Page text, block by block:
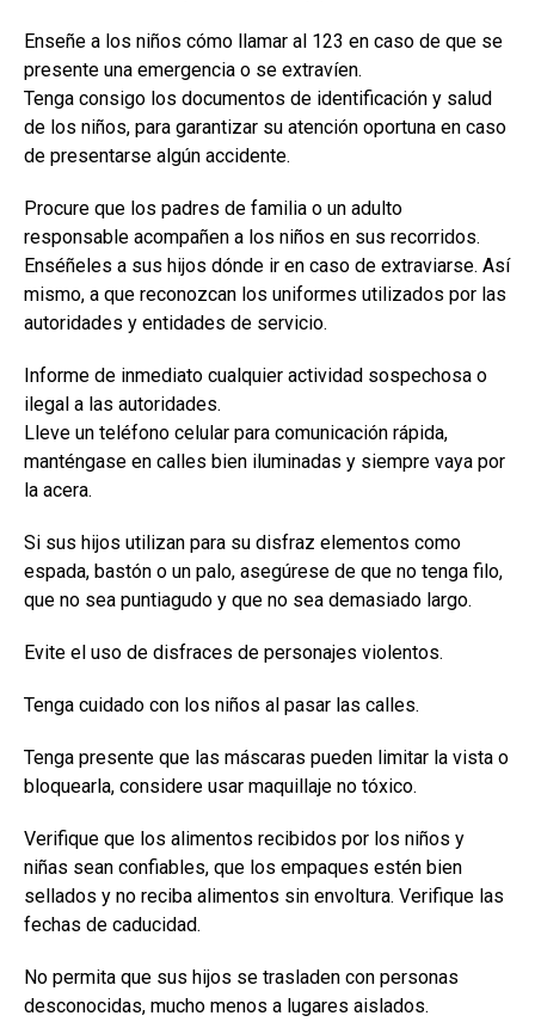
Enseñe a los niños cómo llamar al 123 en caso de que se
presente una emergencia o se extravíen.
Tenga consigo los documentos de identificación y salud
de los niños, para garantizar su atención oportuna en caso
de presentarse algún accidente.
Procure que los padres de familia o un adulto
responsable acompañen a los niños en sus recorridos.
Enséñeles a sus hijos dónde ir en caso de extraviarse. Así
mismo, a que reconozcan los uniformes utilizados por las
autoridades y entidades de servicio.
Informe de inmediato cualquier actividad sospechosa o
ilegal a las autoridades.
Lleve un teléfono celular para comunicación rápida,
manténgase en calles bien iluminadas y siempre vaya por
la acera.
Si sus hijos utilizan para su disfraz elementos como
espada, bastón o un palo, asegúrese de que no tenga filo,
que no sea puntiagudo y que no sea demasiado largo.
Evite el uso de disfraces de personajes violentos.
Tenga cuidado con los niños al pasar las calles.
Tenga presente que las máscaras pueden limitar la vista o
bloquearla, considere usar maquillaje no tóxico.
Verifique que los alimentos recibidos por los niños y
niñas sean confiables, que los empaques estén bien
sellados y no reciba alimentos sin envoltura. Verifique las
fechas de caducidad.
No permita que sus hijos se trasladen con personas
desconocidas, mucho menos a lugares aislados.